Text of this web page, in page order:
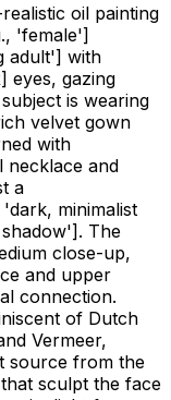
oil painting
'female']
adult'] with
eyes, gazing
is wearing
velvet gown
with
necklace and
a
'dark, minimalist
. The
close-up,
and upper
connection.
of Dutch
Vermeer,
source from the
sculpt the face